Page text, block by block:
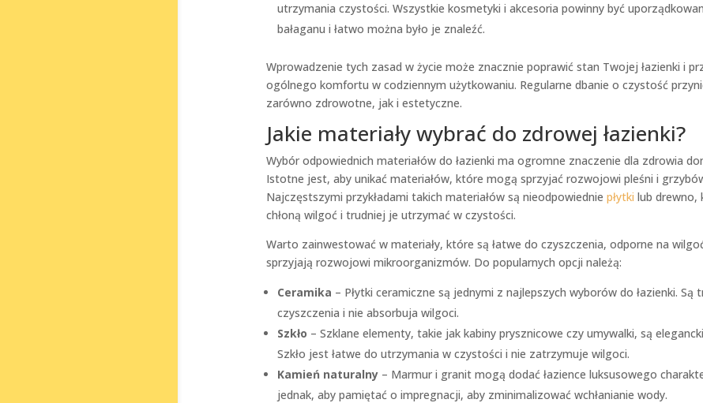
utrzymania czystości. Wszystkie kosmetyki i akcesoria powinny być
bałaganu i łatwo można było je znaleźć.
Wprowadzenie tych zasad w życie może znacznie poprawić stan Twojej łazienki i
ogólnego komfortu w codziennym użytkowaniu. Regularne dbanie o czystość
zarówno zdrowotne, jak i estetyczne.
Jakie materiały wybrać do zdrowej łazienki?
Wybór odpowiednich materiałów do łazienki ma ogromne znaczenie dla zdrowia
Istotne jest, aby unikać materiałów, które mogą sprzyjać rozwojowi pleśni i
Najczęstszymi przykładami takich materiałów są nieodpowiednie płytki lub drewno,
chłoną wilgoć i trudniej je utrzymać w czystości.
Warto zainwestować w materiały, które są łatwe do czyszczenia, odporne na
sprzyjają rozwojowi mikroorganizmów. Do popularnych opcji należą:
Ceramika – Płytki ceramiczne są jednymi z najlepszych wyborów do łazienki. Są
czyszczenia i nie absorbuja wilgoci.
Szkło – Szklane elementy, takie jak kabiny prysznicowe czy umywalki, są
Szkło jest łatwe do utrzymania w czystości i nie zatrzymuje wilgoci.
Kamień naturalny– Marmur i granit mogą dodać łazience luksusowego
jednak, aby pamiętać o impregnacji, aby zminimalizować wchłanianie wody.